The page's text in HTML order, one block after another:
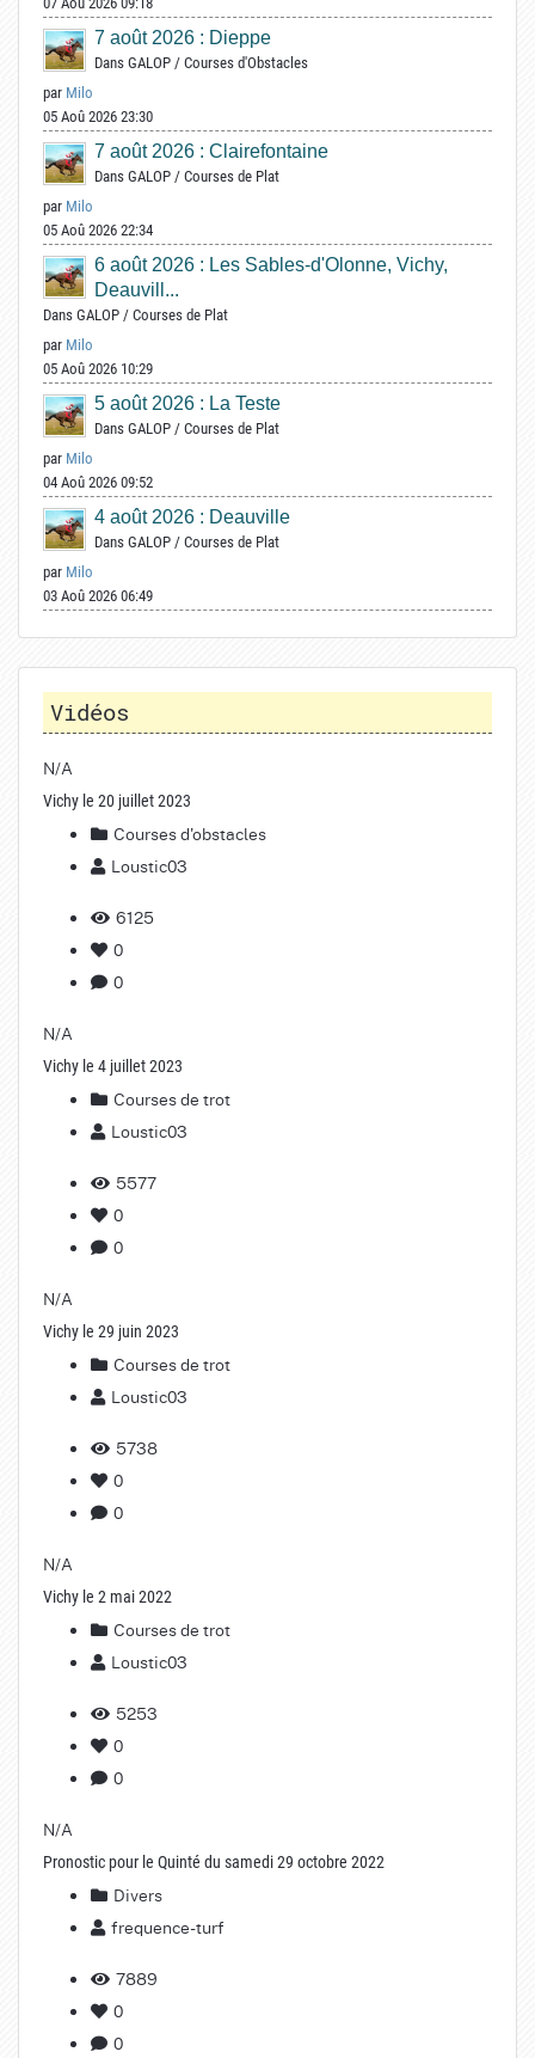
7 août 2026 : Dieppe
Dans GALOP / Courses d'Obstacles
par Milo
05 Aoû 2026 23:30
7 août 2026 : Clairefontaine
Dans GALOP / Courses de Plat
par Milo
05 Aoû 2026 22:34
6 août 2026 : Les Sables-d'Olonne, Vichy,
Deauvill...
Dans GALOP / Courses de Plat
par Milo
05 Aoû 2026 10:29
5 août 2026 : La Teste
Dans GALOP / Courses de Plat
par Milo
04 Aoû 2026 09:52
4 août 2026 : Deauville
Dans GALOP / Courses de Plat
par Milo
03 Aoû 2026 06:49
Vidéos
N/A
Vichy le 20 juillet 2023
Courses d'obstacles
Loustic03
6125
0
0
N/A
Vichy le 4 juillet 2023
Courses de trot
Loustic03
5577
0
0
N/A
Vichy le 29 juin 2023
Courses de trot
Loustic03
5738
0
0
N/A
Vichy le 2 mai 2022
Courses de trot
Loustic03
5253
0
0
N/A
Pronostic pour le Quinté du samedi 29 octobre 2022
Divers
frequence-turf
7889
0
0